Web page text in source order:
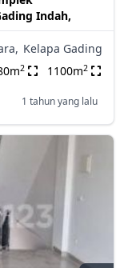
Indah,
Kelapa Gading
2 1100m2
1 tahun yang lalu